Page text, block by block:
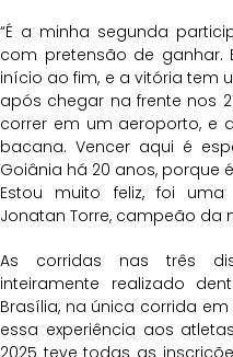
“É a minha segunda
com pretensão de ganhar.
início ao fim, e a vitória tem
após chegar na frente nos
correr em um aeroporto, e
bacana. Vencer aqui é
Goiânia há 20 anos, porque
Estou muito feliz, foi
Jonatan Torre, campeão da
As corridas nas três
inteiramente realizado
Brasília, na única corrida
essa experiência aos